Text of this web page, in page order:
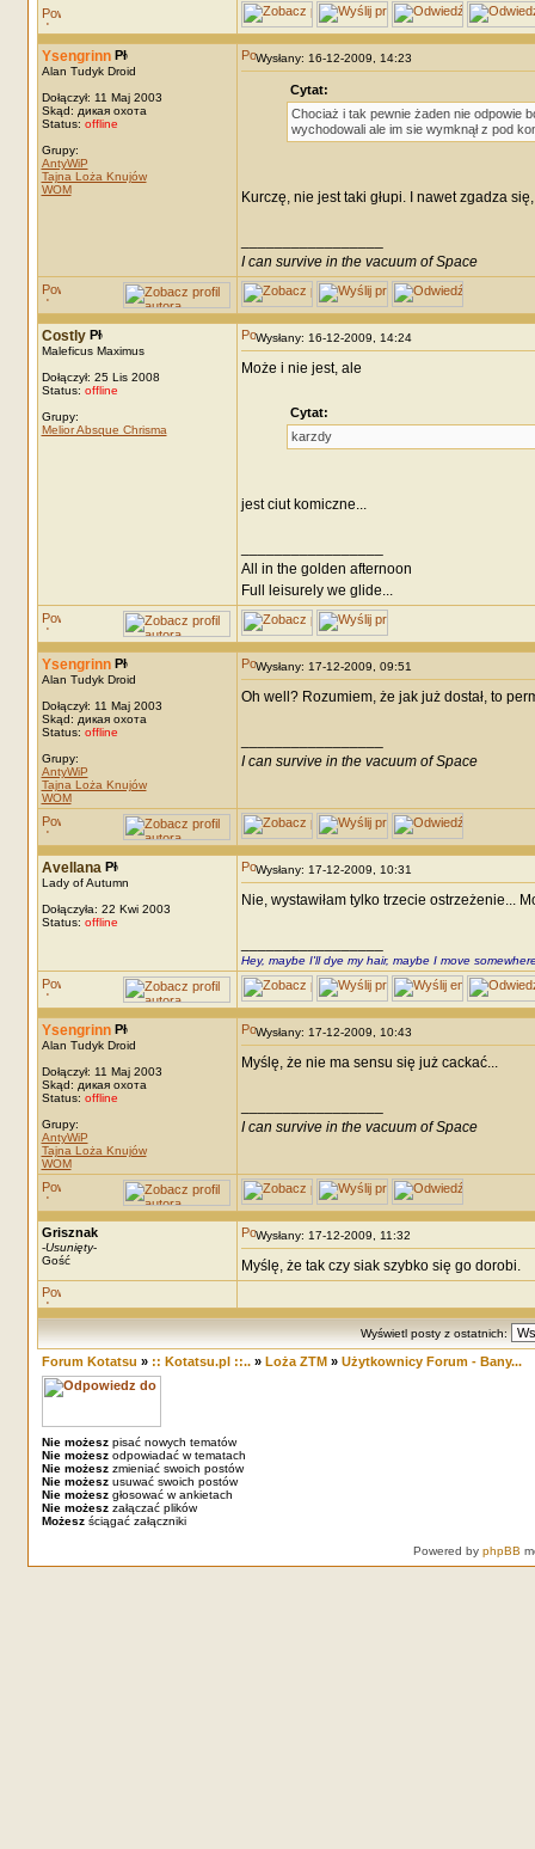
Ysengrinn
Alan Tudyk Droid
Dołączył: 11 Maj 2003
Skąd: дикая охота
Status: offline
Grupy:
AntyWiP
Tajna Loża Knujów
WOM
Wysłany: 16-12-2009, 14:23
Cytat:
Chociaż i tak pewnie żaden nie odpowie
wychodowali ale im sie wymknął z pod
Kurczę, nie jest taki głupi. I nawet zgadza
I can survive in the vacuum of Space
Costly
Maleficus Maximus
Dołączył: 25 Lis 2008
Status: offline
Grupy:
Melior Absque Chrisma
Wysłany: 16-12-2009, 14:24
Może i nie jest, ale
Cytat:
karzdy
jest ciut komiczne...
All in the golden afternoon
Full leisurely we glide...
Ysengrinn
Alan Tudyk Droid
Dołączył: 11 Maj 2003
Skąd: дикая охота
Status: offline
Grupy:
AntyWiP
Tajna Loża Knujów
WOM
Wysłany: 17-12-2009, 09:51
Oh well? Rozumiem, że jak już dostał, to
I can survive in the vacuum of Space
Avellana
Lady of Autumn
Dołączyła: 22 Kwi 2003
Status: offline
Wysłany: 17-12-2009, 10:31
Nie, wystawiłam tylko trzecie ostrzeżenie...
Hey, maybe I'll dye my hair, maybe I move
Ysengrinn
Alan Tudyk Droid
Dołączył: 11 Maj 2003
Skąd: дикая охота
Status: offline
Grupy:
AntyWiP
Tajna Loża Knujów
WOM
Wysłany: 17-12-2009, 10:43
Myślę, że nie ma sensu się już cackać...
I can survive in the vacuum of Space
Grisznak
-Usunięty-
Gość
Wysłany: 17-12-2009, 11:32
Myślę, że tak czy siak szybko się go dorobi.
Wyświetl posty z ostatnich:
Forum Kotatsu » :: Kotatsu.pl ::..» Loża ZTM» Użytkownicy Forum - Bany...
Nie możeszpisać nowych tematów
Nie możeszodpowiadać w tematach
Nie możeszzmieniać swoich postów
Nie możeszusuwać swoich postów
Nie możeszgłosować w ankietach
Nie możeszzałączać plików
Możeszściągać załączniki
Powered by phpBB